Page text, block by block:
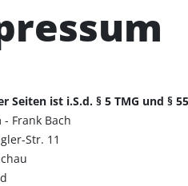
Seiten ist i.S.d. § 5 TMG und §
- Frank Bach
Str. 11